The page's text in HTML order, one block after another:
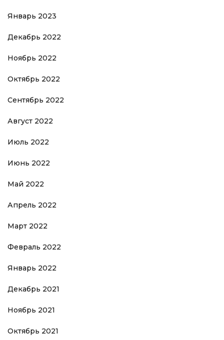
Январь 2023
Декабрь 2022
Ноябрь 2022
Октябрь 2022
Сентябрь 2022
Август 2022
Июль 2022
Июнь 2022
Май 2022
Апрель 2022
Март 2022
Февраль 2022
Январь 2022
Декабрь 2021
Ноябрь 2021
Октябрь 2021